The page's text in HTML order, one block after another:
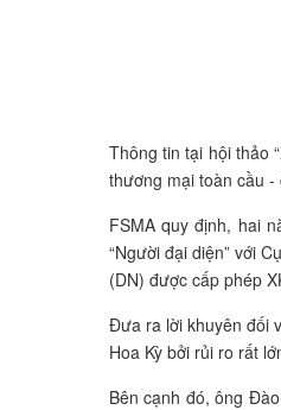
Thông tin tại hội thảo
thương mại toàn cầu
FSMA quy định, hai
“Người đại diện” với
(DN) được cấp phép
Đưa ra lời khuyên đối
Hoa Kỳ bởi rủi ro rất
Bên cạnh đó, ông